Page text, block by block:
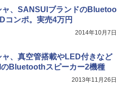
ャ、SANSUIブランドのBluetoo
コンポ。実売4万円
2014年10月7日
ャ、真空管搭載やLED付きなど
Bluetoothスピーカー2機種
2013年11月26日